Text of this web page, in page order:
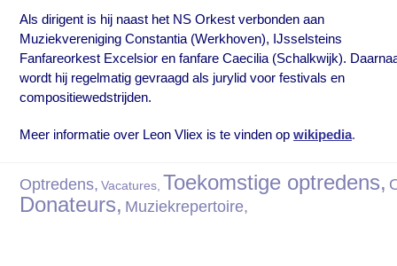
Als dirigent is hij naast het NS Orkest verbonden aan
Muziekvereniging Constantia (Werkhoven), IJsselsteins
Fanfareorkest Excelsior en fanfare Caecilia (Schalkwijk).
wordt hij regelmatig gevraagd als jurylid voor festivals en
compositiewedstrijden.
Meer informatie over Leon Vliex is te vinden op wikipedia.
Optredens, Vacatures, Toekomstige optredens,
Donateurs, Muziekrepertoire,